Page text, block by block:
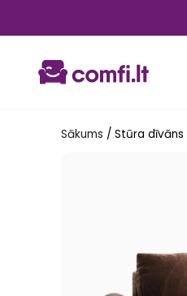
Sākums / Stūra dīvāns